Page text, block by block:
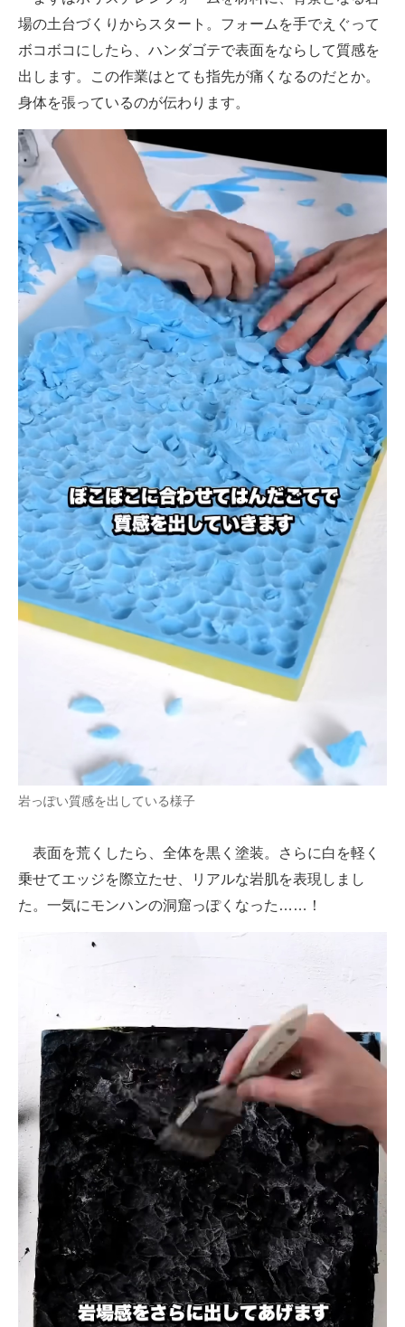
場の土台づくりからスタート。フォームを手でえぐって
ボコボコにしたら、ハンダゴテで表面をならして質感を
出します。この作業はとても指先が痛くなるのだとか。
身体を張っているのが伝わります。
岩っぽい質感を出している様子
表面を荒くしたら、全体を黒く塗装。さらに白を軽く
乗せてエッジを際立たせ、リアルな岩肌を表現しまし
た。一気にモンハンの洞窟っぽくなった……！